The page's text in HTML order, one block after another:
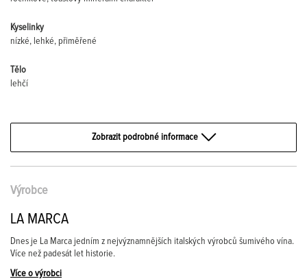
Kyselinky
nízké, lehké, přiměřené
Tělo
lehčí
Zobrazit podrobné informace
Výrobce
LA MARCA
Dnes je La Marca jedním z nejvýznamnějších italských výrobců šumivého vína.
Více než padesát let historie.
Více o výrobci